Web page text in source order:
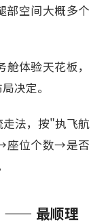
部空间大概多个
体验天花板，
决定。
法，按"执飞航
座位个数→是否
—— 最顺理